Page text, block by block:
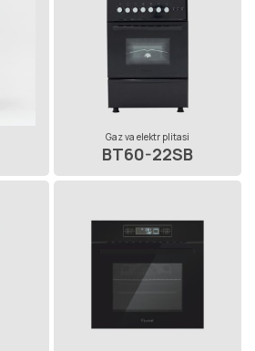
Gaz va elektr plitasi
BT60-22SB